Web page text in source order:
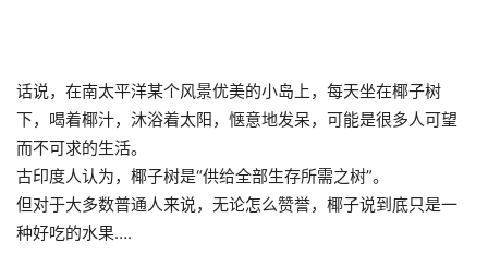
话说，在南太平洋某个风景优美的小岛上， 每天坐在椰子树
下，喝着椰汁，沐浴着太阳， 惬意地发呆， 可能是很多人可望
而不可求的生活。
古印度人认为，椰子树是“供给全部生存所需之树”。
但对于大多数普通人来说， 无论怎么赞誉，椰子说到底只是一
种好吃的水果….